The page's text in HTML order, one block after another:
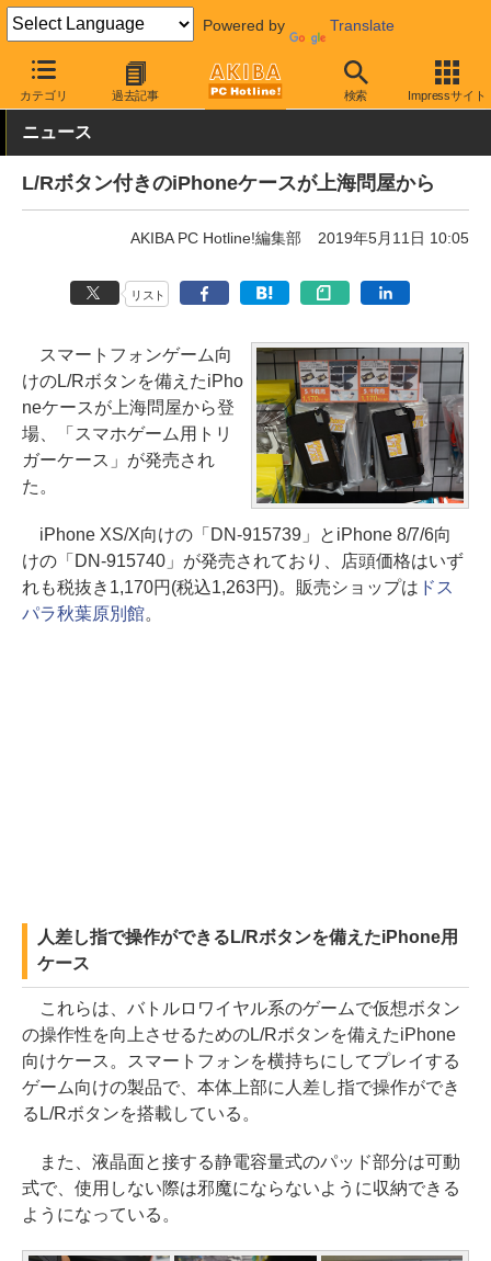
Powered by Translate
カテゴリ 過去記事 検索 Impressサイト
AKIBA PC Hotline! モバイル スマホアクセサリ スマホ用ケース
ニュース
L/Rボタン付きのiPhoneケースが上海問屋から
AKIBA PC Hotline!編集部 2019年5月11日 10:05
リスト
スマートフォンゲーム向
けのL/Rボタンを備えたiPho
neケースが上海問屋から登
場、「スマホゲーム用トリ
ガーケース」が発売され
た。
iPhone XS/X向けの「DN-915739」とiPhone 8/7/6向
けの「DN-915740」が発売されており、店頭価格はいず
れも税抜き1,170円(税込1,263円)。販売ショップは ドス
パラ秋葉原別館。
人差し指で操作ができるL/Rボタンを備えたiPhone用
ケース
これらは、バトルロワイヤル系のゲームで仮想ボタン
の操作性を向上させるためのL/Rボタンを備えたiPhone
向けケース。スマートフォンを横持ちにしてプレイする
ゲーム向けの製品で、本体上部に人差し指で操作ができ
るL/Rボタンを搭載している。
また、液晶面と接する静電容量式のパッド部分は可動
式で、使用しない際は邪魔にならないように収納できる
ようになっている。